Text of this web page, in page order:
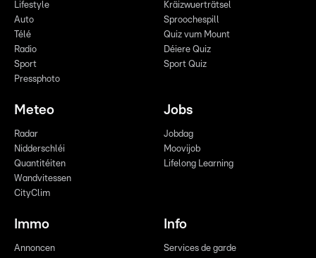
Lifestyle
Auto
Télé
Radio
Sport
Pressphoto
Kräizwuerträtsel
Sproochespill
Quiz vum Mount
Déiere Quiz
Sport Quiz
Meteo
Radar
Nidderschléi
Quantitéiten
Wandvitessen
CityClim
Jobs
Jobdag
Moovijob
Lifelong Learning
Immo
Annoncen
Info
Services de garde